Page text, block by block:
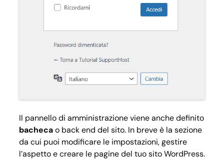
Il pannello di amministrazione viene anche definito
bachecao back end del sito. In breve è la sezione
da cui puoi modificare le impostazioni, gestire
l’aspetto e creare le pagine del tuo sito WordPress.